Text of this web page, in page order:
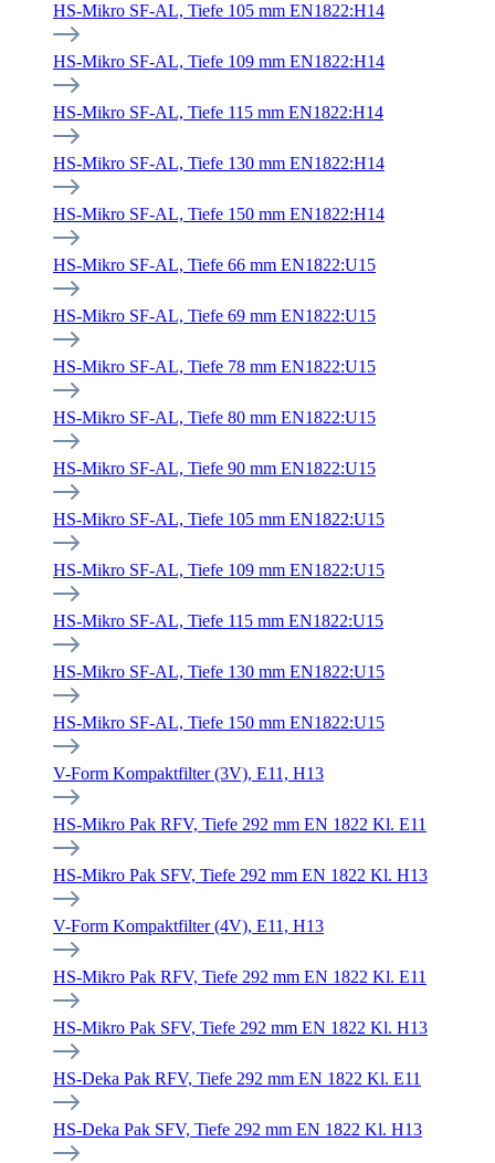
HS-Mikro SF-AL, Tiefe 105 mm EN1822:H14
HS-Mikro SF-AL, Tiefe 109 mm EN1822:H14
HS-Mikro SF-AL, Tiefe 115 mm EN1822:H14
HS-Mikro SF-AL, Tiefe 130 mm EN1822:H14
HS-Mikro SF-AL, Tiefe 150 mm EN1822:H14
HS-Mikro SF-AL, Tiefe 66 mm EN1822:U15
HS-Mikro SF-AL, Tiefe 69 mm EN1822:U15
HS-Mikro SF-AL, Tiefe 78 mm EN1822:U15
HS-Mikro SF-AL, Tiefe 80 mm EN1822:U15
HS-Mikro SF-AL, Tiefe 90 mm EN1822:U15
HS-Mikro SF-AL, Tiefe 105 mm EN1822:U15
HS-Mikro SF-AL, Tiefe 109 mm EN1822:U15
HS-Mikro SF-AL, Tiefe 115 mm EN1822:U15
HS-Mikro SF-AL, Tiefe 130 mm EN1822:U15
HS-Mikro SF-AL, Tiefe 150 mm EN1822:U15
V-Form Kompaktfilter (3V), E11, H13
HS-Mikro Pak RFV, Tiefe 292 mm EN 1822 Kl. E11
HS-Mikro Pak SFV, Tiefe 292 mm EN 1822 Kl. H13
V-Form Kompaktfilter (4V), E11, H13
HS-Mikro Pak RFV, Tiefe 292 mm EN 1822 Kl. E11
HS-Mikro Pak SFV, Tiefe 292 mm EN 1822 Kl. H13
HS-Deka Pak RFV, Tiefe 292 mm EN 1822 Kl. E11
HS-Deka Pak SFV, Tiefe 292 mm EN 1822 Kl. H13